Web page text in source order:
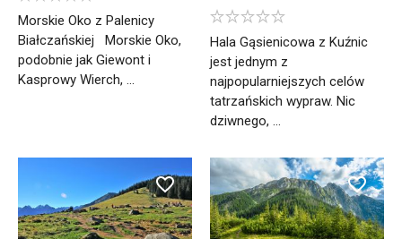
Morskie Oko z Palenicy
Białczańskiej Morskie Oko,
podobnie jak Giewont i
Kasprowy Wierch, ...
Hala Gąsienicowa z Kuźnic
jest jednym z
najpopularniejszych celów
tatrzańskich wypraw. Nic
dziwnego, ...